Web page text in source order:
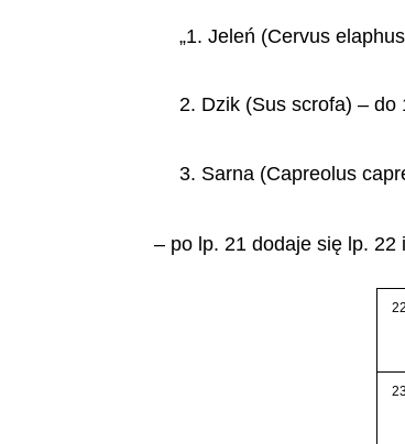
„1. Jeleń (Cervus
2. Dzik (Sus scrofa) – do
3. Sarna (Capreolus
– po lp. 21 dodaje się lp. 22
22